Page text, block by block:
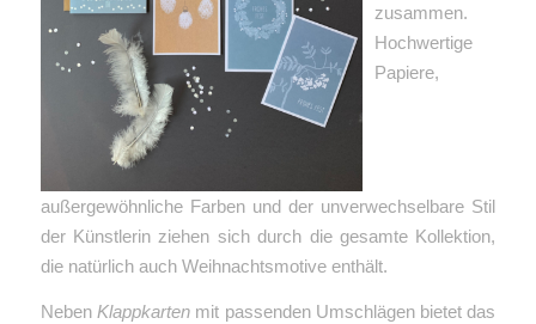
zusammen.
Hochwertige
Papiere,
außergewöhnliche Farben und der unverwechselbare Stil
der Künstlerin ziehen sich durch die gesamte Kollektion,
die natürlich auch Weihnachtsmotive enthält.
Neben Klappkartenmit passenden Umschlägen bietet das